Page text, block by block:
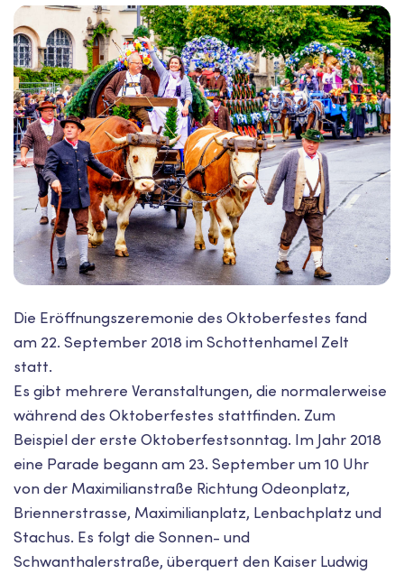
Die Eröffnungszeremonie des Oktoberfestes fand
am 22. September 2018 im Schottenhamel Zelt
statt.
Es gibt mehrere Veranstaltungen, die normalerweise
während des Oktoberfestes stattfinden. Zum
Beispiel der erste Oktoberfestsonntag. Im Jahr 2018
eine Parade begann am 23. September um 10 Uhr
von der Maximilianstraße Richtung Odeonplatz,
Briennerstrasse, Maximilianplatz, Lenbachplatz und
Stachus. Es folgt die Sonnen- und
Schwanthalerstraße, überquert den Kaiser Ludwig